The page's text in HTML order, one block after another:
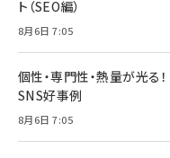
ト（SEO編）
8月6日 7:05
個性・専門性・熱量が光る
SNS好事例
8月6日 7:05